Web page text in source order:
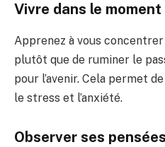
Vivre dans le
Apprenez à vous
plutôt que de ruminer le
pour l’avenir. Cela permet
le stress et l’anxiété.
Observer ses